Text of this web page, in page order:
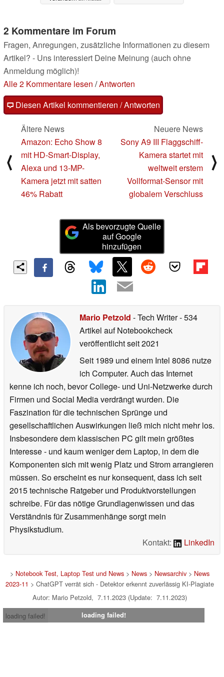
2 Kommentare im Forum
Fragen, Anregungen, zusätzliche Informationen zu diesem
Artikel? - Uns interessiert Deine Meinung (auch ohne
Anmeldung möglich)!
Alle 2 Kommentare lesen /Antworten
Diesen Artikel kommentieren / Antworten
⟨
Ältere News
Amazon: Echo Show 8
mit HD-Smart-Display,
Alexa und 13-MP-
Kamera jetzt mit satten
46% Rabatt
Neuere News
Sony A9 III Flaggschiff-
Kamera startet mit
weltweit erstem
Vollformat-Sensor mit
globalem Verschluss
⟩
Als bevorzugte Quelle
auf Google
hinzufügen
Mario Petzold - Tech Writer- 534
Artikel auf Notebookcheck
veröffentlichtseit 2021
Seit 1989 und einem Intel 8086 nutze
ich Computer. Auch das Internet
kenne ich noch, bevor College- und Uni-Netzwerke durch
Firmen und Social Media verdrängt wurden. Die
Faszination für die technischen Sprünge und
gesellschaftlichen Auswirkungen ließ mich nicht mehr los.
Insbesondere dem klassischen PC gilt mein größtes
Interesse - und kaum weniger dem Laptop, in dem die
Komponenten sich mit wenig Platz und Strom arrangieren
müssen. So erscheint es nur konsequent, dass ich seit
2015 technische Ratgeber und Produktvorstellungen
schreibe. Für das nötige Grundlagenwissen und das
Verständnis für Zusammenhänge sorgt mein
Physikstudium.
Kontakt:
LinkedIn
> Notebook Test, Laptop Test und News> News> Newsarchiv> News
2023-11 > ChatGPT verrät sich - Detektor erkennt zuverlässig KI-Plagiate
Autor: Mario Petzold, 7.11.2023 (Update: 7.11.2023)
loading failed!
loading failed!